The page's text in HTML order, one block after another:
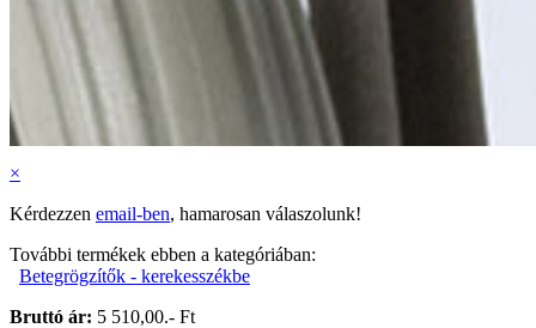
×
Kérdezzen email-ben, hamarosan válaszolunk!
További termékek ebben a kategóriában:
Betegrögzítők - kerekesszékbe
Bruttó ár: 5 510,00.- Ft